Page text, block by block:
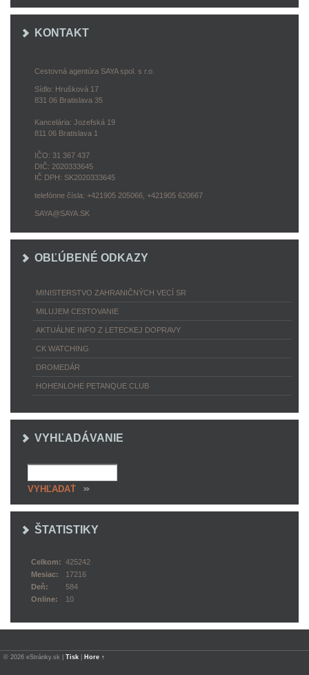
KONTAKT
Cestovná agentúra SAYA spol. s r.o.
Sídlo: Hrušková 17
831 06 Bratislava 35
Kancelária: Jozefská 19
811 06 Bratislava 1
IČO: 31 367 437
DIČ: 2020333645
IČ DPH: SK2020333645
telefónne čísla: +421905 205066, +421905 620667
SAYA@SAYA.SK
OBĽÚBENÉ ODKAZY
MINISTERSTVO ZAHRANIČNÝCH VECÍ SR
MILUJEM CESTOVANIE
AKTUÁLNE INFO Z LETECKEJ DOPRAVY
CK WATCHING
DROMEDÁR
HOHENLOHE PETANQUE CLUB
VYHĽADÁVANIE
ŠTATISTIKY
Online: 10
Celkom: 425242
Mesiac:
17216
Deň:
584
© 2026 eStránky.sk Tisk Hore ↑